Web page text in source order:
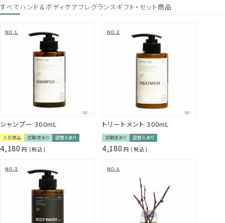
整肌成分）
*5 ヒマワリ種子油、ダイズ油、シアバター（全て保湿成分）
【目を閉じて瞑想を楽しむような天然の香り】
頭皮ストレスと心を癒すウッディ系フレッシュハーブの香り。
100％天然精油を贅沢にブレンド。
まるで森の中で深呼吸しているような、心までほどけるアロマ体
験をお楽しみください。
＜使用精油＞ローズマリー・ラベンダー ・ シダーウッド・ 杉（宮
継続してご利用したい方は、
定期便も選べます。
【定期便ご利用の方はこちらをご確認ください】
に応えて生まれた、トリートメントの定期便です。
毎月、300mlサイズの詰替え用パウチをご自宅へお届けします。
【定期便の特典】
✔ 初回特典
初回のみ300mLボトルをプレゼント
三陸海岸や北上川からもたらされる霧が育てた未利用資源を活
用することで、 環境を守る活動にもつながるものづくりを行って
Gallery
すべてハンド＆ボディケアフレグランスギフト・セット商品
シャンプー 300mL
人気商品 定期便あり 詰替えあり
4,180 税込
トリートメント 300mL
定期便あり 詰替えあり
4,180 税込